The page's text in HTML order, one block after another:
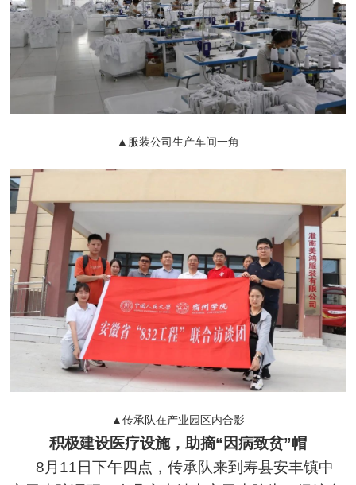
▲服装公司生产车间一角
▲传承队在产业园区内合影
积极建设医疗设施，助摘“因病致贫”帽
8月11日下午四点，传承队来到寿县安丰镇中